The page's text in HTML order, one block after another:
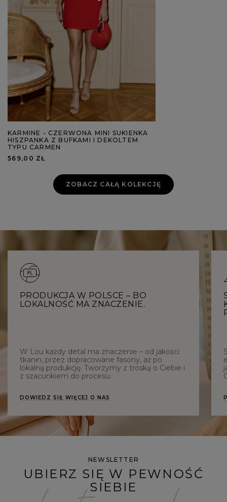
KARMINE - CZERWONA MINI SUKIENKA
HISZPANKA Z BUFKAMI I DEKOLTEM
TYPU CARMEN
569,00 ZŁ
ZOBACZ CAŁĄ KOLEKCJĘ
PRODUKCJA W POLSCE – BO
LOKALNOŚĆ MA ZNACZENIE.
W Lou każdy detal ma znaczenie – od jakości
tkanin, przez dopracowane fasony, aż po
lokalną produkcję. Tworzymy z troską o Ciebie i
z szacunkiem do procesu.
DOWIEDZ SIĘ WIĘCEJ O NAS
NEWSLETTER
UBIERZ SIĘ W PEWNOŚĆ
SIEBIE